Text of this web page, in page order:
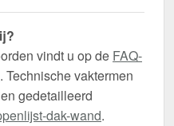
vindt u op de FAQ-
. Technische vaktermen
gedetailleerd
dak-wand.